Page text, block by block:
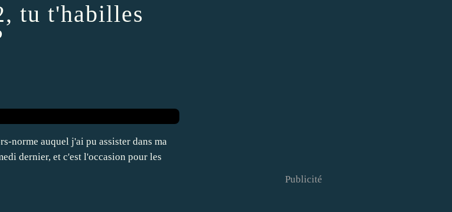
tu t'habilles
norme auquel j'ai pu assister dans ma
dernier, et c'est l'occasion pour les
Publicité